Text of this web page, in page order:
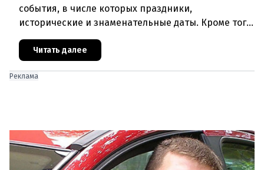
события, в числе которых праздники,
исторические и знаменательные даты. Кроме того
дни рождения различных деятелей Австрии, а
также дни их смерти. Что же прои
Читать далее
Реклама